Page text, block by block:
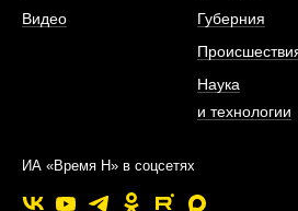
Видео
Губерния
Наука
и технологии
ИА «Время Н» в соцсетях